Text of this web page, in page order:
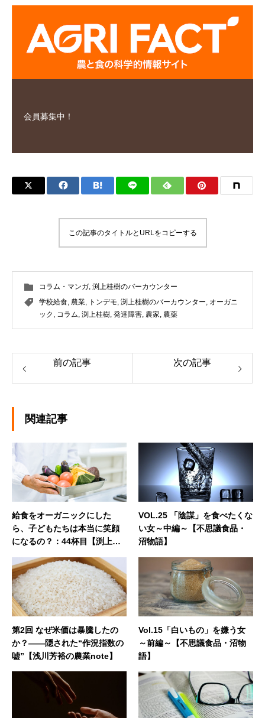
会員募集中！
この記事のタイトルとURLをコピーする
コラム・マンガ, 渕上桂樹のバーカウンター
学校給食, 農業, トンデモ, 渕上桂樹のバーカウンター, オーガニ
ック , コラム, 渕上桂樹, 発達障害, 農家, 農薬
前の記事 次の記事
関連記事
給食をオーガニックにした
ら、子どもたちは本当に笑顔
になるの？：44杯目【渕上桂
ートーク】
VOL.25 「陰謀」を食べたくな
い女～中編～【不思議食品・
沼物語】
第2回 なぜ米価は暴騰したの
か？――隠された“作況指数の
嘘”【浅川芳裕の農業note】
Vol.15「白いもの」を嫌う女
～前編～【不思議食品・沼物
語】